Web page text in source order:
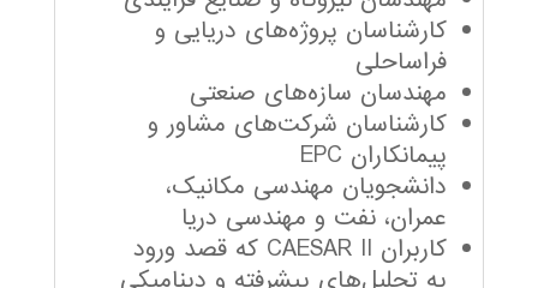
کارشناسان پروژه‌های دریایی و
فراساحلی
مهندسان سازه‌های صنعتی
کارشناسان شرکت‌های مشاور و
پیمانکاران EPC
دانشجویان مهندسی مکانیک،
عمران، نفت و مهندسی دریا
کاربران CAESAR II که قصد ورود